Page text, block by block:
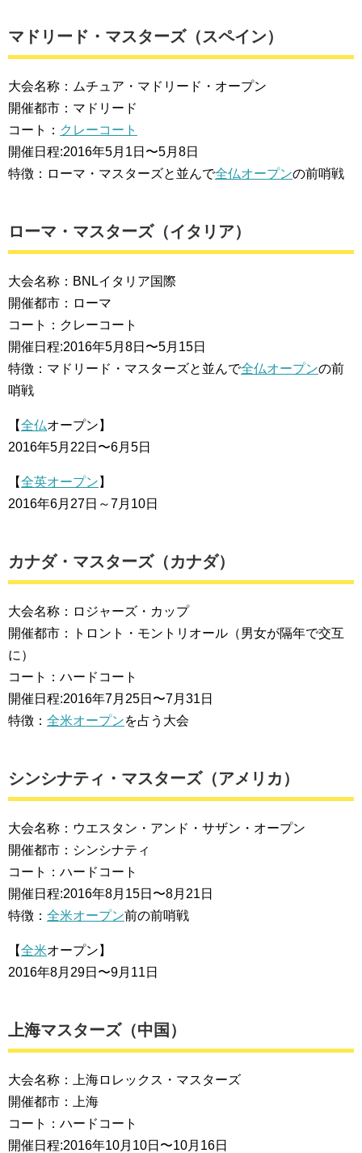
マドリード・マスターズ（スペイン）
大会名称：ムチュア・マドリード・オープン
開催都市：マドリード
コート： クレーコート
開催日程:2016年5月1日〜5月8日
特徴：ローマ・マスターズと並んで全仏オープンの前哨戦
ローマ・マスターズ（イタリア）
大会名称：BNLイタリア国際
開催都市：ローマ
コート：クレーコート
開催日程:2016年5月8日〜5月15日
特徴：マドリード・マスターズと並んで全仏オープンの前
哨戦
【全仏オープン】
2016年5月22日〜6月5日
【全英オープン 】
2016年6月27日～7月10日
カナダ・マスターズ（カナダ）
大会名称：ロジャーズ・カップ
開催都市：トロント・モントリオール（男女が隔年で交互
に）
コート：ハードコート
開催日程:2016年7月25日〜7月31日
特徴： 全米オープンを占う大会
シンシナティ・マスターズ（アメリカ）
大会名称：ウエスタン・アンド・サザン・オープン
開催都市：シンシナティ
コート：ハードコート
開催日程:2016年8月15日〜8月21日
特徴： 全米オープン前の前哨戦
【全米オープン】
2016年8月29日〜9月11日
上海マスターズ（中国）
大会名称：上海ロレックス・マスターズ
開催都市：上海
コート：ハードコート
開催日程:2016年10月10日〜10月16日